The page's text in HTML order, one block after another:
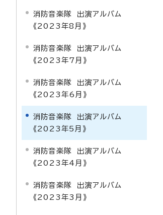
消防音楽隊 出演アルバム
《2023年8月》
消防音楽隊 出演アルバム
《2023年7月》
消防音楽隊 出演アルバム
《2023年6月》
消防音楽隊 出演アルバム
《2023年5月》
消防音楽隊 出演アルバム
《2023年4月》
消防音楽隊 出演アルバム
《2023年3月》